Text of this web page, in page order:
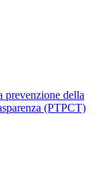
prevenzione della
(PTPCT)